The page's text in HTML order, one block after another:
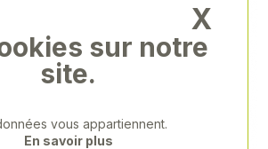
X
sur notre
site.
vous appartiennent.
En savoir plus